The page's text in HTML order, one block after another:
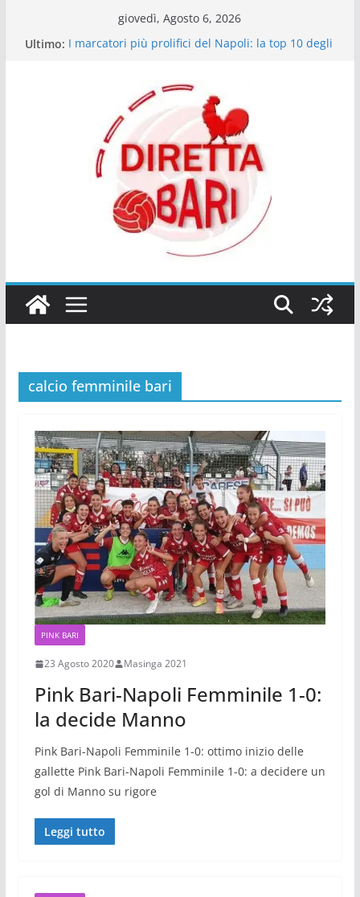
giovedì, Agosto 6, 2026
Ultimo: I marcatori più prolifici del Napoli: la top 10 degli
Walid Cheddira da Serie A”
Il Napoli delle certezze: quando il dominio è una
questione di mentalità
Le emozioni più contrastanti dei tifosi del Napoli
in match decisivi
Giocatori che dal Sud sono arrivati in alto: il
ponte tra Serie C e Serie A
calcio femminile bari
PINK BARI
23 Agosto 2020 Masinga 2021
Pink Bari-Napoli Femminile 1-0:
la decide Manno
Pink Bari-Napoli Femminile 1-0: ottimo inizio delle
gallette Pink Bari-Napoli Femminile 1-0: a decidere un
gol di Manno su rigore
Leggi tutto